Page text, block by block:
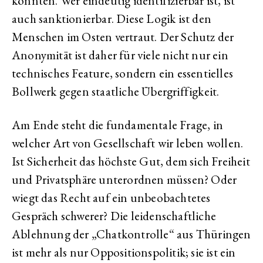
auch sanktionierbar. Diese Logik ist den
Menschen im Osten vertraut. Der Schutz der
Anonymität ist daher für viele nicht nur ein
technisches Feature, sondern ein essentielles
Bollwerk gegen staatliche Übergriffigkeit.
Am Ende steht die fundamentale Frage, in
welcher Art von Gesellschaft wir leben wollen.
Ist Sicherheit das höchste Gut, dem sich Freiheit
und Privatsphäre unterordnen müssen? Oder
wiegt das Recht auf ein unbeobachtetes
Gespräch schwerer? Die leidenschaftliche
Ablehnung der „Chatkontrolle“ aus Thüringen
ist mehr als nur Oppositionspolitik; sie ist ein